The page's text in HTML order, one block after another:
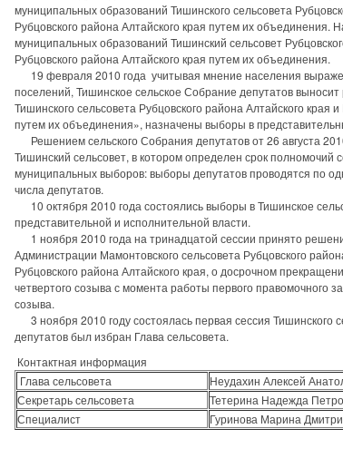
муниципальных образований Тишинского сельсовета
Рубцовского района Алтайского края путем их
муниципальных образований Тишинский сельсовет
Рубцовского района Алтайского края путем их объединения.
19 февраля 2010 года учитывая мнение населения
поселений, Тишинское сельское Собрание депутатов
Тишинского сельсовета Рубцовского района Алтайского края
путем их объединения», назначены выборы в
Решением сельского Собрания депутатов от 26 августа
Тишинский сельсовет, в котором определен срок полномочий
муниципальных выборов: выборы депутатов проводятся по
числа депутатов.
10 октября 2010 года состоялись выборы в Тишинское
представительной и исполнительной власти.
1 ноября 2010 года на тринадцатой сессии принято
Администрации Мамонтовского сельсовета Рубцовского
Рубцовского района Алтайского края, о досрочном
четвертого созыва с момента работы первого правомочного
созыва.
3 ноября 2010 году состоялась первая сессия Тишинского
депутатов был избран Глава сельсовета.
Контактная информация
Глава сельсовета
Неудахин Алексей
Секретарь сельсовета
Тетерина Надежда
Специалист
Гуринова Марина